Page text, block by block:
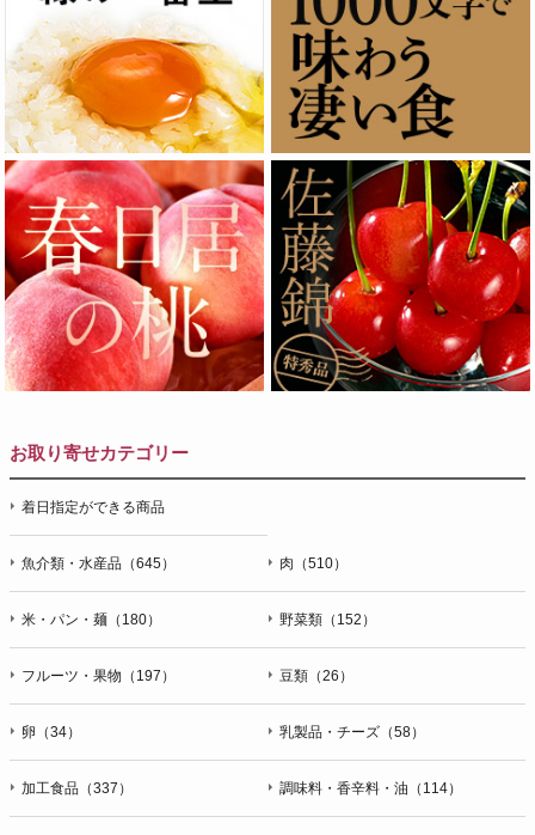
お取り寄せカテゴリー
着日指定ができる商品
魚介類・水産品（645） 肉（510）
米・パン・麺（180） 野菜類（152）
フルーツ・果物（197） 豆類（26）
卵（34） 乳製品・チーズ（58）
加工食品（337） 調味料・香辛料・油（114）